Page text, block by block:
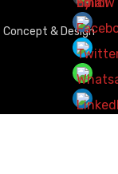
Concept & Design